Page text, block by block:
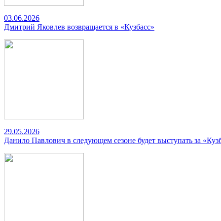
03.06.2026
Дмитрий Яковлев возвращается в «Кузбасс»
29.05.2026
Данило Павлович в следующем сезоне будет выступать за